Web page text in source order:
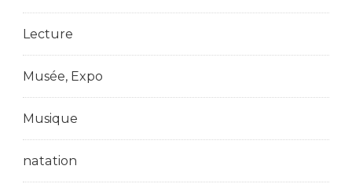
Lecture
Musée, Expo
Musique
natation